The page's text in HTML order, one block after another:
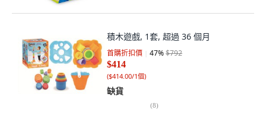
積木遊戲, 1套, 超過 36 個月
首購折扣價 47%$792
$414
($414.00/1個)
缺貨
(8)